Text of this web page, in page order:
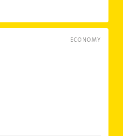
ECONOMY